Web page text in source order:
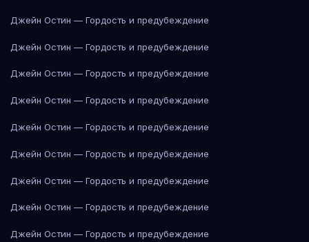
Джейн Остин — Гордость и предубеждение
Джейн Остин — Гордость и предубеждение
Джейн Остин — Гордость и предубеждение
Джейн Остин — Гордость и предубеждение
Джейн Остин — Гордость и предубеждение
Джейн Остин — Гордость и предубеждение
Джейн Остин — Гордость и предубеждение
Джейн Остин — Гордость и предубеждение
Джейн Остин — Гордость и предубеждение